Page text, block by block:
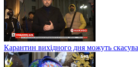
Карантин вихідного дня можуть